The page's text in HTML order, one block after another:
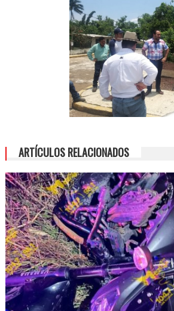
ARTÍCULOS RELACIONADOS